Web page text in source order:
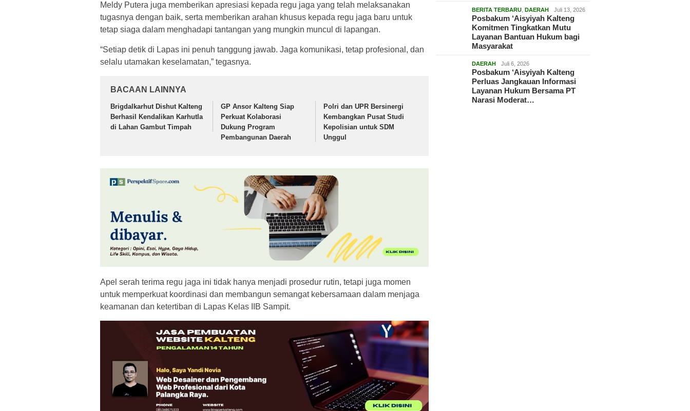
Meldy Putera juga memberikan apresiasi kepada regu jaga yang telah melaksanakan
tugasnya dengan baik, serta memberikan arahan khusus kepada regu jaga baru untuk
tetap siaga dalam menghadapi tantangan yang mungkin muncul di lapangan.
“Setiap detik di Lapas ini penuh tanggung jawab. Jaga komunikasi, tetap profesional, dan
selalu utamakan keselamatan,” tegasnya.
BACAAN LAINNYA
Brigdalkarhut Dishut Kalteng
Berhasil Kendalikan Karhutla
di Lahan Gambut Timpah
GP Ansor Kalteng Siap
Perkuat Kolaborasi
Dukung Program
Pembangunan Daerah
Polri dan UPR Bersinergi
Kembangkan Pusat Studi
Kepolisian untuk SDM
Unggul
Apel serah terima regu jaga ini tidak hanya menjadi prosedur rutin, tetapi juga momen
untuk memperkuat koordinasi dan membangun semangat kebersamaan dalam menjaga
keamanan dan ketertiban di Lapas Kelas IIB Sampit.
BERITA TERBARU ,DAERAH Juli 13, 2026
Posbakum ‘Aisyiyah Kalteng
Komitmen Tingkatkan Mutu
Layanan Bantuan Hukum bagi
Masyarakat
DAERAH Juli 6, 2026
Posbakum ‘Aisyiyah Kalteng
Perluas Jangkauan Informasi
Layanan Hukum Bersama PT
Narasi Moderat…